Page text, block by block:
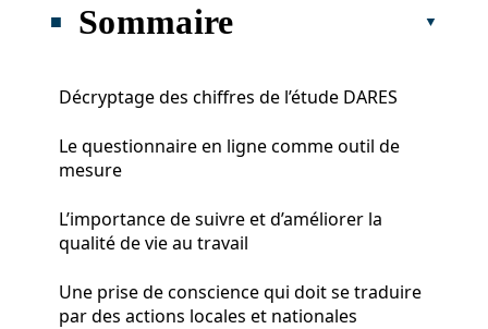
Sommaire
Décryptage des chiffres de l’étude DARES
Le questionnaire en ligne comme outil de
mesure
L’importance de suivre et d’améliorer la
qualité de vie au travail
Une prise de conscience qui doit se traduire
par des actions locales et nationales